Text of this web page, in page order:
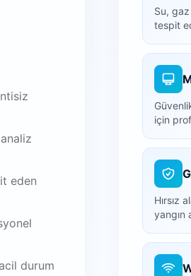
eden
durum
Su, gaz
tespit
için
Hırsız
yangın